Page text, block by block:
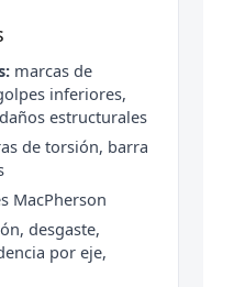
marcas de
inferiores,
estructurales
de torsión, barra
MacPherson
desgaste,
por eje,